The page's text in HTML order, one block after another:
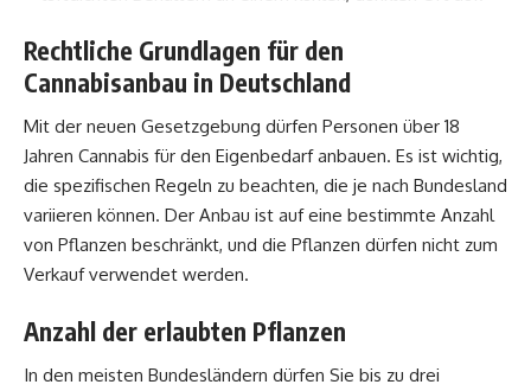
Rechtliche Grundlagen für den
Cannabisanbau in Deutschland
Mit der neuen Gesetzgebung dürfen Personen über 18
Jahren Cannabis für den Eigenbedarf anbauen. Es ist wichtig,
die spezifischen Regeln zu beachten, die je nach Bundesland
variieren können. Der Anbau ist auf eine bestimmte Anzahl
von Pflanzen beschränkt, und die Pflanzen dürfen nicht zum
Verkauf verwendet werden.
Anzahl der erlaubten Pflanzen
In den meisten Bundesländern dürfen Sie bis zu drei